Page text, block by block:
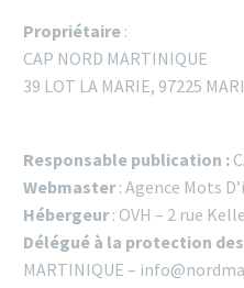
Propriétaire :
CAP NORD MARTINIQUE
39 LOT LA MARIE, 97225
Responsable publication :
Webmaster: Agence Mots
Hébergeur: OVH – 2 rue
Délégué à la protection
MARTINIQUE –